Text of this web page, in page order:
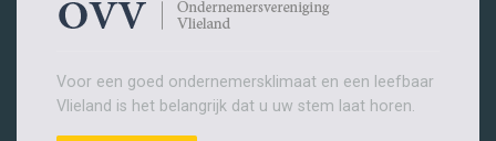
Voor een goed ondernemersklimaat en een leefbaar
Vlieland is het belangrijk dat u uw stem laat horen.